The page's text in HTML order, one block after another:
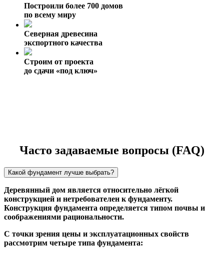
Построили более 700 домов
по всему миру
Северная древесина
экспортного качества
Строим от проекта
до сдачи «под ключ»
Часто задаваемые вопросы (FAQ)
Какой фундамент лучше выбрать?
Деревянный дом является относительно лёгкой
конструкцией и нетребователен к фундаменту.
Конструкция фундамента определяется типом почвы и
соображениями рациональности.
С точки зрения цены и эксплуатационных свойств
рассмотрим четыре типа фундамента: